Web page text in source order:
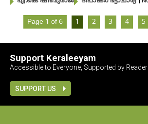
Page 1 of 6 1 2 3 4 5
Support Keraleeyam
Accessible to Everyone, Supported by
SUPPORT US